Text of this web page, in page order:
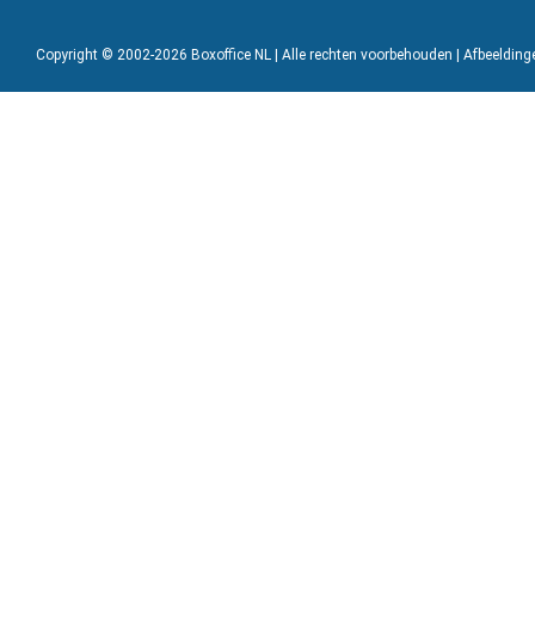
Copyright © 2002-2026 Boxoffice NL | Alle rechten voorbehouden |